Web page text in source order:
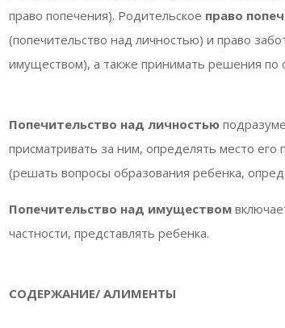
право попечения). Родительское право
(попечительство над личностью) и право
имуществом), а также принимать решения по
Попечительство над личностью
присматривать за ним, определять место его
(решать вопросы образования ребенка,
Попечительство над имуществом
частности, представлять ребенка.
СОДЕРЖАНИЕ/ АЛИМЕНТЫ